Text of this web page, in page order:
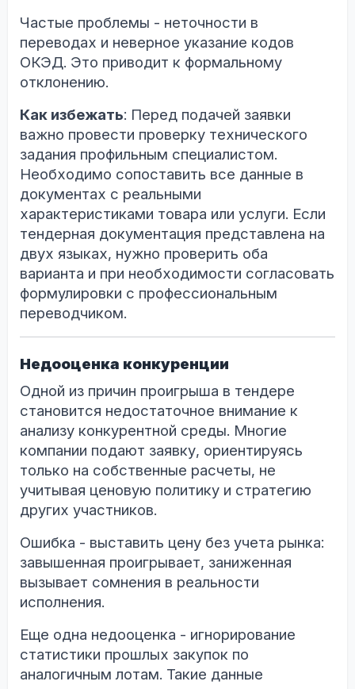
Частые проблемы - неточности в
переводах и неверное указание кодов
ОКЭД. Это приводит к формальному
отклонению.
Как избежать: Перед подачей заявки
важно провести проверку технического
задания профильным специалистом.
Необходимо сопоставить все данные в
документах с реальными
характеристиками товара или услуги. Если
тендерная документация представлена на
двух языках, нужно проверить оба
варианта и при необходимости согласовать
формулировки с профессиональным
переводчиком.
Недооценка конкуренции
Одной из причин проигрыша в тендере
становится недостаточное внимание к
анализу конкурентной среды. Многие
компании подают заявку, ориентируясь
только на собственные расчеты, не
учитывая ценовую политику и стратегию
других участников.
Ошибка - выставить цену без учета рынка:
завышенная проигрывает, заниженная
вызывает сомнения в реальности
исполнения.
Еще одна недооценка - игнорирование
статистики прошлых закупок по
аналогичным лотам. Такие данные